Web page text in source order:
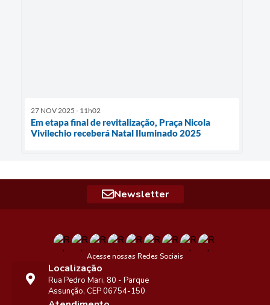
27 NOV 2025 - 11h02
Em etapa final de revitalização, Praça Nicola
Vivilechio receberá Natal Iluminado 2025
Newsletter
Acesse nossas Redes Sociais
Localização
Rua Pedro Mari, 80 - Parque
Assunção, CEP 06754-150